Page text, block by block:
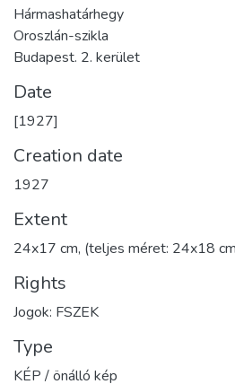
Hármashatárhegy
Oroszlán-szikla
Budapest. 2. kerület
Date
[1927]
Creation date
1927
Extent
24x17 cm, (teljes méret: 24x18
Rights
Jogok: FSZEK
Type
KÉP / önálló kép